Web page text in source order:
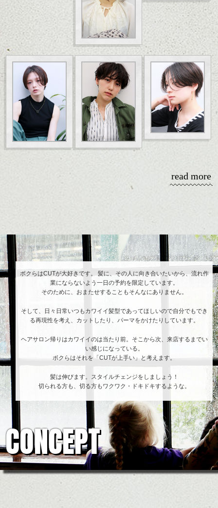
read more
ボクらはCUTが大好きです。 髪に、その人に向き合いたいから、流れ作
業にならないよう一日の予約を限定しています。
そのために、おまたせすることもそんなにありません。
そして、日々日常いつもカワイイ髪型であってほしいので自分でもでき
る再現性を考え、カットしたり、パーマをかけたりしています。
ヘアサロン帰りはカワイイのは当たり前。そこから次、来店するまでい
い感じになっている。
ボクらはそれを「CUTが上手い」と考えます。
髪は伸びます。スタイルチェンジをしましょう！
切られる方も、切る方もワクワク・ドキドキするような。
CONCEPT